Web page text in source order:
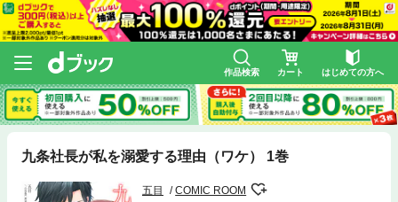
作品検索 カート はじめての方へ
九条社長が私を溺愛する理由（ワケ） 1巻
五目 COMIC ROOM